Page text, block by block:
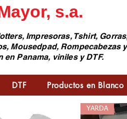
s.a.
Impresoras, Tshirt,
Mousedpad, Rompecabezas
en Panama, viniles y DTF.
DTF Productos en Blanco
YARDA